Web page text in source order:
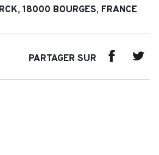
18000 BOURGES, FRANCE
PARTAGER SUR